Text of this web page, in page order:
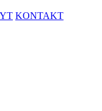
KONTAKT